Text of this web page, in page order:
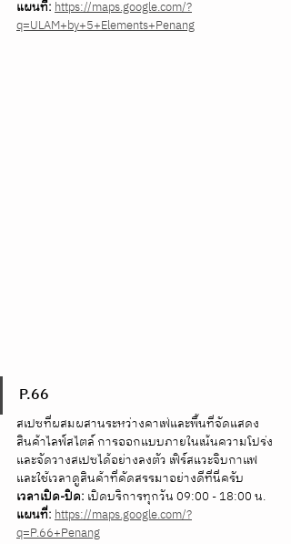
แผนที่:https://maps.google.com/?
q=ULAM+by+5+Elements+Penang
P.66
สเปซที่ผสมผสานระหว่างคาเฟ่และพื้นที่จัดแสดง
สินค้าไลฟ์สไตล์ การออกแบบภายในเน้นความโปร่ง
และจัดวางสเปซได้อย่างลงตัว เฟิร์สแวะจิบกาแฟ
และใช้เวลาดูสินค้าที่คัดสรรมาอย่างดีที่นี่ครับ
เวลาเปิด-ปิด: เปิดบริการทุกวัน 09:00 - 18:00 น.
แผนที่:https://maps.google.com/?
q=P.66+Penang